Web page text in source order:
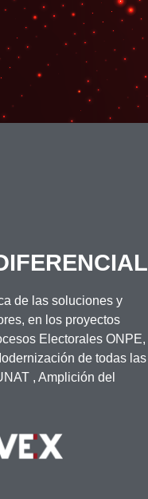
de las soluciones y
en los proyectos
Electorales ONPE,
de todas las
, Amplición del